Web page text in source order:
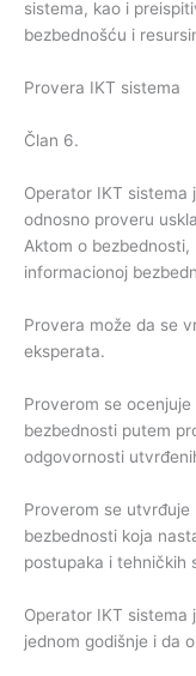
sistema, kao i
bezbednošću i
Provera IKT sistema
Član 6.
Operator IKT sistema
odnosno proveru
Aktom o
informacionoj
Provera može da se
eksperata.
Proverom se
bezbednosti putem
odgovornosti
Proverom se
bezbednosti koja
postupaka i tehničkih
Operator IKT sistema
jednom godišnje i da